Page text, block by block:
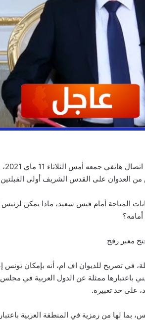
على القدس الشريف أولى القبلتين
المتاحة أمام قيس سعيد، ماذا يمكن لرئيس
معبر رفح
في تصريح للديوان اف ام، أنه بإمكان تونس
ممثلة عن الدول العربية في مجلس
على حد تعبيره.
لها من رمزية في المنطقة العربية